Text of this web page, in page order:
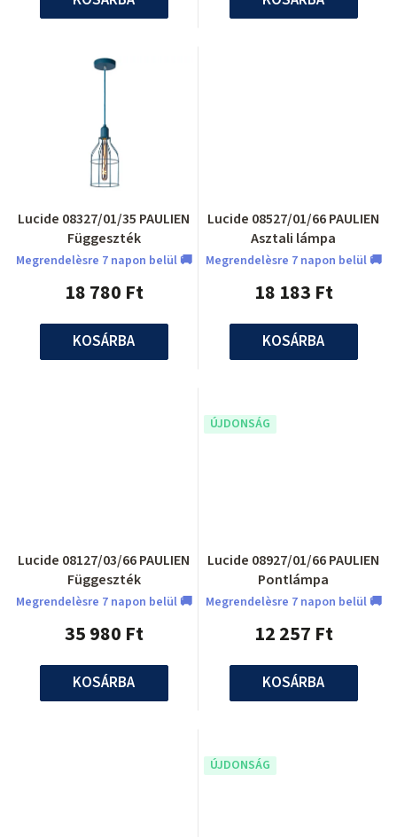
Lucide 08327/01/35 PAULIEN
Függeszték
Megrendelèsre 7 napon belül 🚚
18 780 Ft
KOSÁRBA
Lucide 08527/01/66 PAULIEN
Asztali lámpa
Megrendelèsre 7 napon belül 🚚
18 183 Ft
KOSÁRBA
Lucide 08127/03/66 PAULIEN
Függeszték
Megrendelèsre 7 napon belül 🚚
35 980 Ft
KOSÁRBA
ÚJDONSÁG
Lucide 08927/01/66 PAULIEN
Pontlámpa
Megrendelèsre 7 napon belül 🚚
12 257 Ft
KOSÁRBA
ÚJDONSÁG